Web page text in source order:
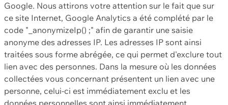
Google. Nous attirons votre attention sur le fait que sur
ce site Internet, Google Analytics a été complété par le
code "_anonymizeIp() ;" afin de garantir une saisie
anonyme des adresses IP. Les adresses IP sont ainsi
traitées sous forme abrégée, ce qui permet d'exclure tout
lien avec des personnes. Dans la mesure où les données
collectées vous concernant présentent un lien avec une
personne, celui-ci est immédiatement exclu et les